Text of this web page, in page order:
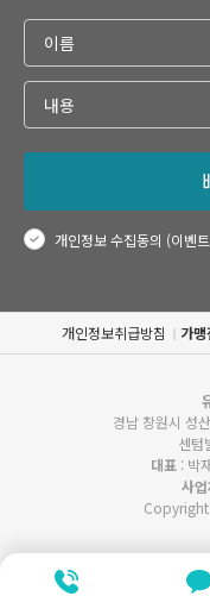
개인정보 수집동의 (이벤
개인정보취급방침 가
경남 창원시 성
센텀
대표: 박
사